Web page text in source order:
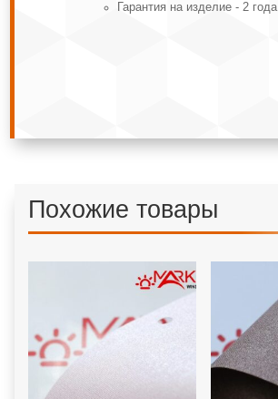
Гарантия на изделие - 2 года
Похожие товары